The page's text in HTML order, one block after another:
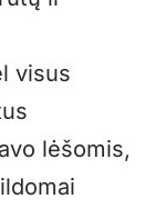
visus
lėšomis,